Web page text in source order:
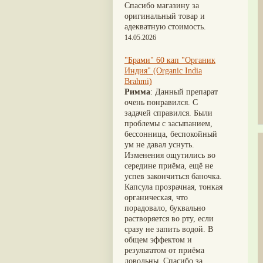
(3)
Аштаваргам
Брихатьяди(3)
Видарьяди(3)
Гуггул
Дханвантарам 101(3)
Дханвантарам тайлам(3)
Кайлаш дживан(3)
Кальянака гритам(3)
Кримикутхар рас(3)
Кунжутное масло (3)
Кутаджа(3)
Кширабала(3)
Лив 52(3)
more...
Шиладжит
(19)
Кориандр
Зира(17)
Крапива индийская(17)
Патола
Холарена - Кутаджа(17)
Шионака(17)
Аджван/Ажгон(16)
Акация катеху(16)
Кальций(16)
Укроп пахучий(16)
Дашамула(15)
Лодхра(14)
Моринга(14)
Перец кубеба(14)
Сахарный тростник
Бхунимба/Андрографис
метельчатый(13)
Гвоздика(13)
Кассия трубчатая(13)
Мезуя железная(13)
Спасибо магазину за
оригинальный товар и
адекватную стоимость.
14.05.2026
"Брами" 60 кап "Органик
Индия" (Organic India
Brahmi)
Римма: Данный препарат
очень понравился. С
задачей справился. Были
проблемы с засыпанием,
бессонница, беспокойный
ум не давал уснуть.
Изменения ощутились во
середине приёма, ещё не
успев закончиться баночка.
Капсула прозрачная, тонкая
органическая, что
порадовало, буквально
растворяется во рту, если
сразу не запить водой. В
общем эффектом и
результатом от приёма
довольны. Спасибо за